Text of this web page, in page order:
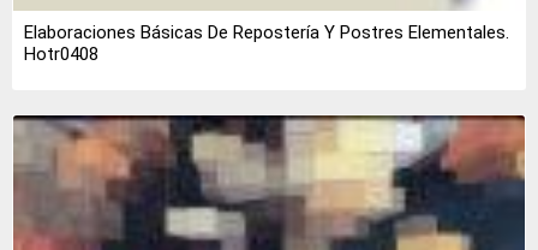
Elaboraciones Básicas De Repostería Y Postres Elementales.
Hotr0408